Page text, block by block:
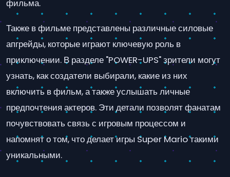
фильма.
Также в фильме представлены различные силовые
апгрейды, которые играют ключевую роль в
приключении. В разделе "POWER-UPS" зрители могут
узнать, как создатели выбирали, какие из них
включить в фильм, а также услышать личные
предпочтения актеров. Эти детали позволят фанатам
почувствовать связь с игровым процессом и
напомнят о том, что делает игры Super Mario такими
уникальными.